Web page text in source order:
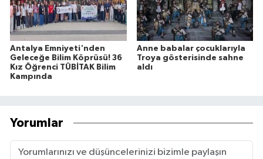
Antalya Emniyeti'nden
Geleceğe Bilim Köprüsü! 36
Kız Öğrenci TÜBİTAK Bilim
Kampında
Anne babalar çocuklarıyla
Troya gösterisinde sahne
aldı
Yorumlar